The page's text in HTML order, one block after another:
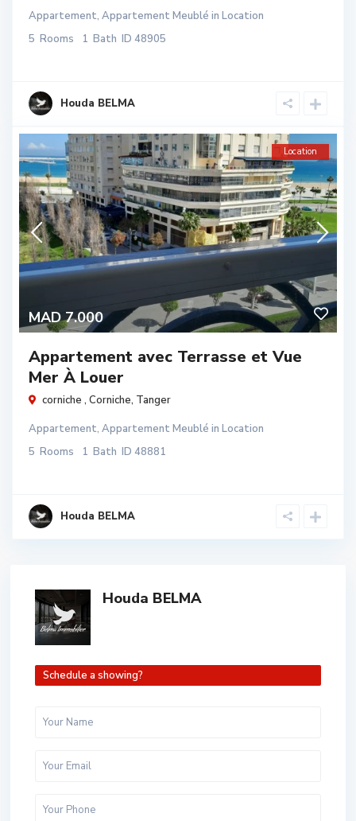
Appartement, Appartement Meublé in Location
5 Rooms 1 Bath ID 48905
Houda BELMA
MAD 7.000
Location
Appartement avec Terrasse et Vue
Mer À Louer
corniche , Corniche, Tanger
Appartement, Appartement Meublé in Location
5 Rooms 1 Bath ID 48881
Houda BELMA
Houda BELMA
Schedule a showing?